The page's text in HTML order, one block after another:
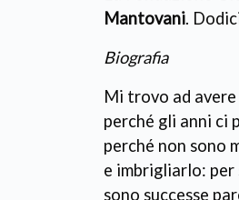
Mantovani.
Biografia
Mi trovo ad
perché gli anni ci
perché non sono
e imbrigliarlo: per
sono successe